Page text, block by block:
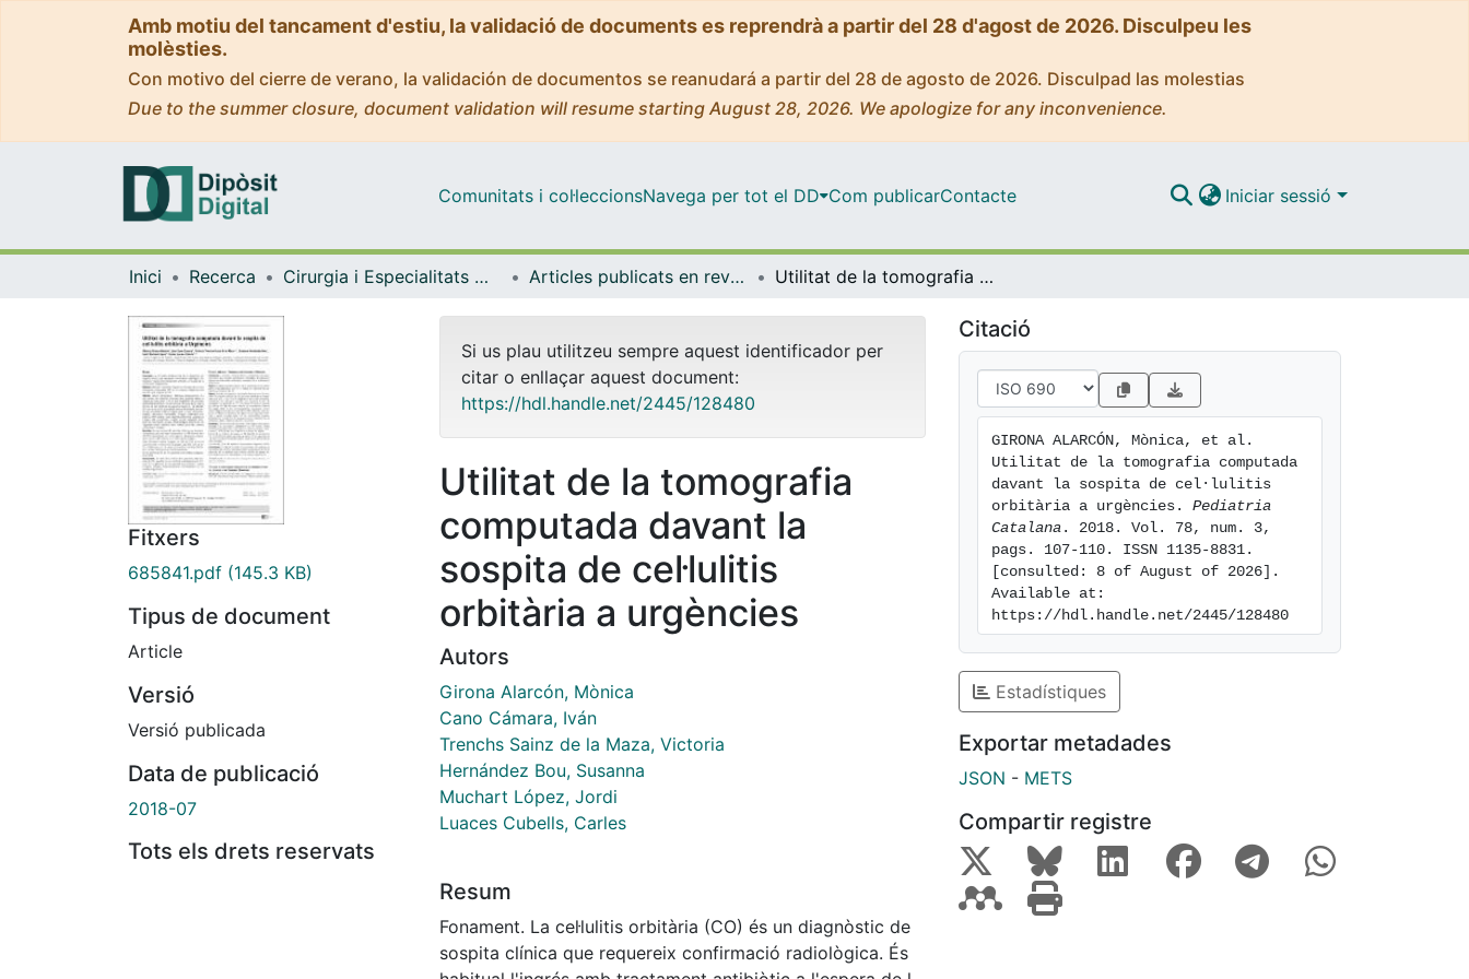
Amb motiu del tancament d'estiu, la validació de documents es reprendrà a partir del 28 d'agost de 2026. Disculpeu les
molèsties.
Con motivo del cierre de verano, la validación de documentos se reanudará a partir del 28 de agosto de 2026. Disculpad las molestias
Due to the summer closure, document validation will resume starting August 28, 2026. We apologize for any inconvenience.
Comunitats i col·leccionsNavega per tot el DD Com publicarContacte Iniciar sessió
Inici Recerca Cirurgia i Especialitats Medicoquirúrgiques Articles publicats en revistes (Cirurgia i Especialitats Medicoquirúrgiques) Utilitat de la tomografia computada davant la sospita de cel·lulitis orbitària a urgències
Fitxers
685841.pdf (145.3 KB)
Tipus de document
Article
Versió
Versió publicada
Data de publicació
2018-07
Tots els drets reservats
Si us plau utilitzeu sempre aquest identificador per
citar o enllaçar aquest document:
https://hdl.handle.net/2445/128480
Utilitat de la tomografia
computada davant la
sospita de cel·lulitis
orbitària a urgències
Autors
Girona Alarcón, Mònica
Cano Cámara, Iván
Trenchs Sainz de la Maza, Victoria
Hernández Bou, Susanna
Muchart López, Jordi
Luaces Cubells, Carles
Resum
Fonament. La cel·lulitis orbitària (CO) és un diagnòstic de
sospita clínica que requereix confirmació radiològica. És
Citació
GIRONA ALARCÓN, Mònica, et al.
Utilitat de la tomografia computada
davant la sospita de cel·lulitis
orbitària a urgències. Pediatria
Catalana . 2018. Vol. 78, num. 3,
pags. 107-110. ISSN 1135-8831.
[consulted: 8 of August of 2026].
Available at:
https://hdl.handle.net/2445/128480
Estadístiques
Exportar metadades
JSON - METS
Compartir registre